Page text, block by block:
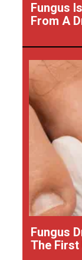
Fungus
From A
Fungus
The First